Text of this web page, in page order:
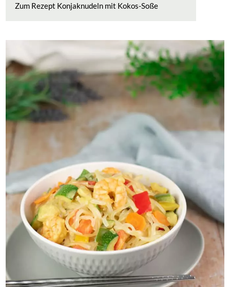
Zum Rezept Konjaknudeln mit Kokos-Soße